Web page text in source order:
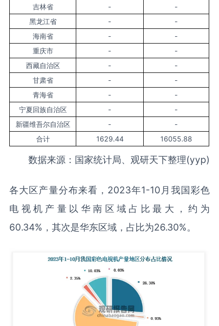
吉林省
-
-
黑龙江省
-
-
海南省
-
-
重庆市
-
-
西藏自治区
-
-
甘肃省
-
-
青海省
-
-
宁夏回族自治区
-
-
新疆维吾尔自治区
-
-
合计
1629.44 16055.88
数据来源：国家统计局、观研天下整理(yyp)
各大区产量分布来看，2023年1-10月我国彩色
电视机产量以华南区域占比最大，约为
60.34%，其次是华东区域，占比为26.30%。